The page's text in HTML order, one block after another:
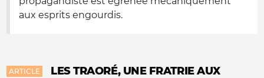
aux esprits engourdis.
ARTICLE
LES TRAORÉ, UNE FRATRIE AUX